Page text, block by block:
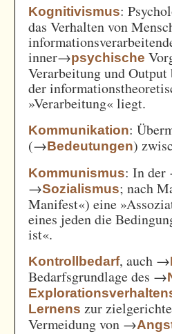
Kognitivismus:
das Verhalten von
inner→psychische
Verarbeitung und
der
»Verarbeitung« liegt.
Kommunikation:
(→Bedeutungen)
Kommunismus: In
→Sozialismus; nach
Manifest«) eine
eines jeden die
ist«.
Kontrollbedarf, auch →
Bedarfsgrundlage des →
Lernens zur
Vermeidung von →